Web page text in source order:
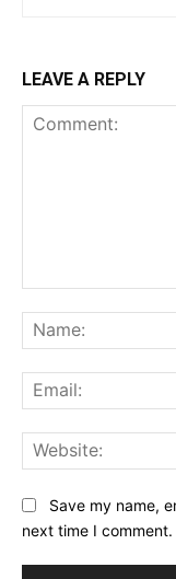
LEAVE A REPLY
Save my name,
next time I comment.